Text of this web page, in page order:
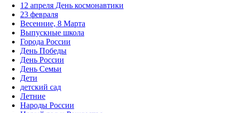
12 апреля День космонавтики
23 февраля
Весенние, 8 Марта
Выпускные школа
Города России
День Победы
День России
День Семьи
Дети
детский сад
Летние
Народы России